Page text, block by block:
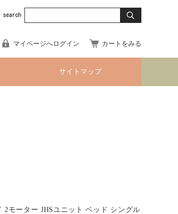
マイページへログイン カートをみる
サイトマップ
2モーター JHSユニット ベッド シングル